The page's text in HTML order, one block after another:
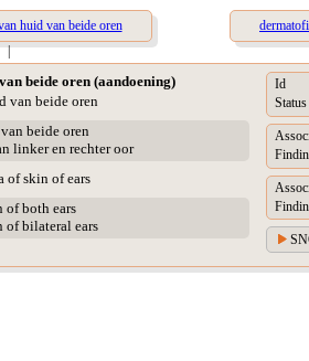
huid van beide oren
|
beide oren (aandoening)
van beide oren
beide oren
linker en rechter oor
of skin of ears
of both ears
of bilateral ears
Id
Status